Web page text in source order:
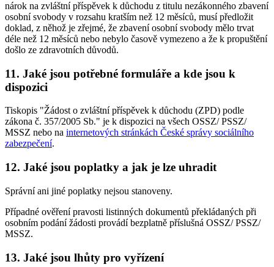
nárok na zvláštní příspěvek k důchodu z titulu nezákonného zbavení
osobní svobody v rozsahu kratším než 12 měsíců, musí předložit
doklad, z něhož je zřejmé, že zbavení osobní svobody mělo trvat
déle než 12 měsíců nebo nebylo časově vymezeno a že k propuštění
došlo ze zdravotních důvodů.
11. Jaké jsou potřebné formuláře a kde jsou k
dispozici
Tiskopis "Žádost o zvláštní příspěvek k důchodu (ZPD) podle
zákona č. 357/2005 Sb." je k dispozici na všech OSSZ/ PSSZ/
MSSZ nebo na internetových stránkách České správy sociálního
zabezpečení.
12. Jaké jsou poplatky a jak je lze uhradit
Správní ani jiné poplatky nejsou stanoveny.
Případné ověření pravosti listinných dokumentů překládaných při
osobním podání žádosti provádí bezplatně příslušná OSSZ/ PSSZ/
MSSZ.
13. Jaké jsou lhůty pro vyřízení